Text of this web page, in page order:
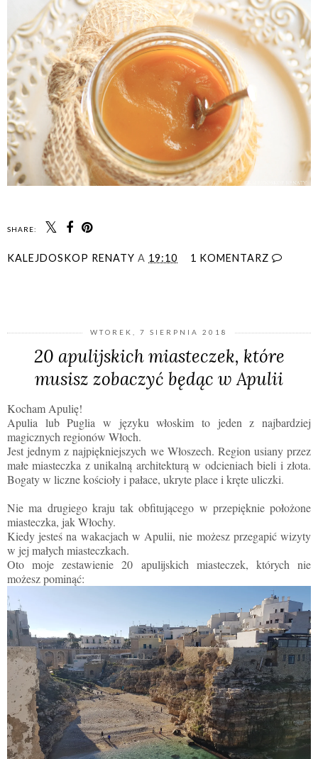
SHARE:
KALEJDOSKOP RENATY A 19:10 1 KOMENTARZ
WTOREK, 7 SIERPNIA 2018
20 apulijskich miasteczek, które
musisz zobaczyć będąc w Apulii
Kocham Apulię!
Apulia lub Puglia w języku włoskim to jeden z najbardziej
magicznych regionów Włoch.
Jest jednym z najpiękniejszych we Włoszech. Region usiany przez
małe miasteczka z unikalną architekturą w odcieniach bieli i złota.
Bogaty w liczne kościoły i pałace, ukryte place i kręte uliczki.
Nie ma drugiego kraju tak obfitującego w przepięknie położone
miasteczka, jak Włochy.
Kiedy jesteś na wakacjach w Apulii, nie możesz przegapić wizyty
w jej małych miasteczkach.
Oto moje zestawienie 20 apulijskich miasteczek, których nie
możesz pominąć: